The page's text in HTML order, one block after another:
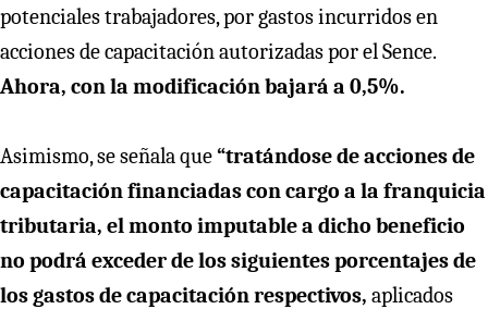
potenciales trabajadores, por gastos incurridos en
acciones de capacitación autorizadas por el Sence.
Ahora, con la modificación bajará a 0,5%.
Asimismo, se señala que“tratándose de acciones de
capacitación financiadas con cargo a la franquicia
tributaria, el monto imputable a dicho beneficio
no podrá exceder de los siguientes porcentajes de
los gastos de capacitación respectivos, aplicados